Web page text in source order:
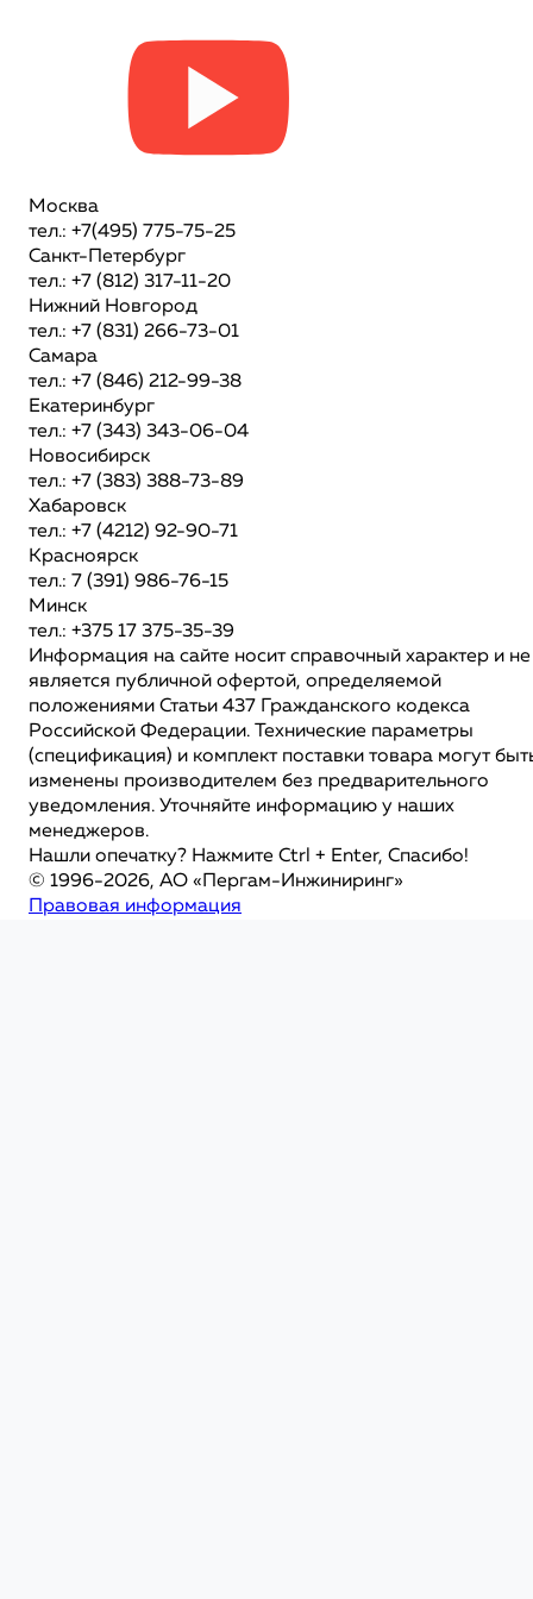
Москва
тел.: +7(495) 775-75-25
Санкт-Петербург
тел.: +7 (812) 317-11-20
Нижний Новгород
тел.: +7 (831) 266-73-01
Самара
тел.: +7 (846) 212-99-38
Екатеринбург
тел.: +7 (343) 343-06-04
Новосибирск
тел.: +7 (383) 388-73-89
Хабаровск
тел.: +7 (4212) 92-90-71
Красноярск
тел.: 7 (391) 986-76-15
Минск
тел.: +375 17 375-35-39
Информация на сайте носит справочный характер и не
является публичной офертой, определяемой
положениями Статьи 437 Гражданского кодекса
Российской Федерации. Технические параметры
(спецификация) и комплект поставки товара могут
изменены производителем без предварительного
уведомления. Уточняйте информацию у наших
менеджеров.
Нашли опечатку? Нажмите Ctrl + Enter, Спасибо!
© 1996-2026, АО «Пергам-Инжиниринг»
Правовая информация